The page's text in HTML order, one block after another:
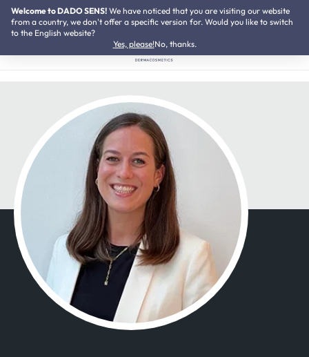
Passer au contenu principal
Welcome to DADO SENS! We have noticed that you are visiting our website
from a country, we don't offer a specific version for. Would you like to switch
to the English website?
Yes, please!No, thanks.
NOVEAU :Kit de Neurodermite